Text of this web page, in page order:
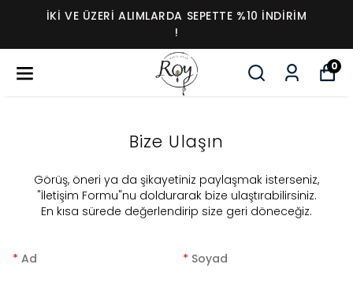
İKI VE ÜZERI ALIMLARDA SEPETTE %10 İNDIRIM
!
0
Bize Ulaşın
​Görüş, öneri ya da şikayetiniz paylaşmak isterseniz,
"İletişim Formu"nu doldurarak bize ulaştırabilirsiniz.
En kısa sürede değerlendirip size geri döneceğiz.
* Ad * Soyad